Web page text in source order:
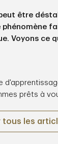
être
phénomène
Voyons ce
prêts à
tous les